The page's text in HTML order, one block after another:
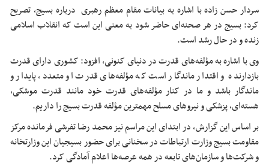
سردار حسن زاده با اشاره به بیانات مقام معظم رهبری درباره بسیج، تصریح
کرد: بسیج در هر صحنه‌ای حاضر شود به معنی این است که انقلاب اسلامی
زنده و در حال رشد است.
وی با اشاره به مؤلفه‌های قدرت در دنیای کنونی، افزود: کشوری دارای قدرت
بازدارنده و اقتدار ماندگار است که مؤلفه‌های قدرت او متعدد، پایدار و
ماندگار باشد و ما در کنار مؤلفه‌های قدرت خود مانند قدرت موشکی،
هسته‌ای، پزشکی و نیروهای مسلح مهمترین مؤلفه قدرت بسیج را داریم.
بر اساس این گزارش، در ابتدای این مراسم نیز محمد رضا تفرشی فرمانده مرکز
مقاومت بسیج وزارت ارتباطات در سخنانی برای حضور بسیجیان این وزارتخانه
و شرکت‌ها و سازمان‌های تابعه در همه عرصه‌ها اعلام آمادگی کرد.